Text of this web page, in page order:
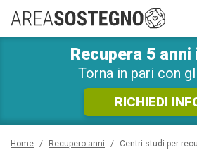
News e Curiosità
Scuola privata
RICHIEDI
INFORMAZIONI
Sarai ricontattato al più
Recupera 5 anni
Torna in pari con
RICHIEDI
Home / Recupero anni / Centri studi per